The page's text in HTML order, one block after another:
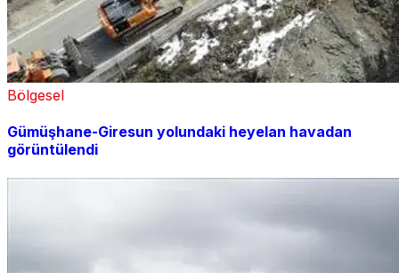
Bölgesel
Gümüşhane-Giresun yolundaki heyelan havadan
görüntülendi